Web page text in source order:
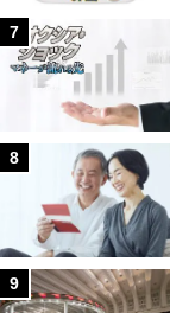
7
8
9